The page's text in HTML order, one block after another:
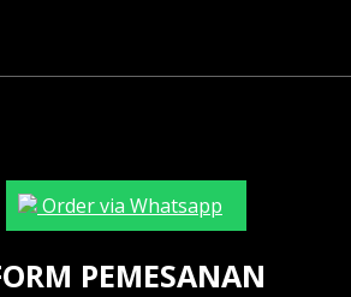
Order via Whatsapp
PEMESANAN